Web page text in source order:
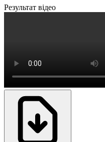
Результат відео